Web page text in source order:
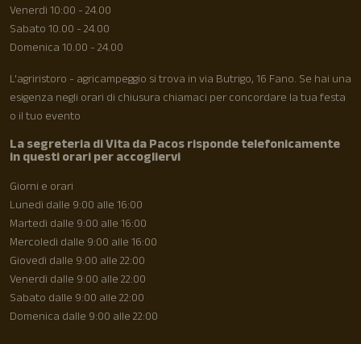
Venerdì 10:00 - 24.00
Sabato 10.00 - 24.00
Domenica 10.00 - 24.00
L'agriristoro - agricampeggio si trova in via Butrigo, 16 Fano. Se hai una
esigenza negli orari di chiusura chiamaci per concordare la tua festa
o il tuo evento
La segreteria di Vita da Pacos risponde telefonicamente
in questi orari per accogliervi
Giorni e orari
Lunedì dalle 9:00 alle 16:00
Martedì dalle 9:00 alle 16:00
Mercoledì dalle 9:00 alle 16:00
Giovedì dalle 9:00 alle 22:00
Venerdì dalle 9:00 alle 22:00
Sabato dalle 9:00 alle 22:00
Domenica dalle 9:00 alle 22:00